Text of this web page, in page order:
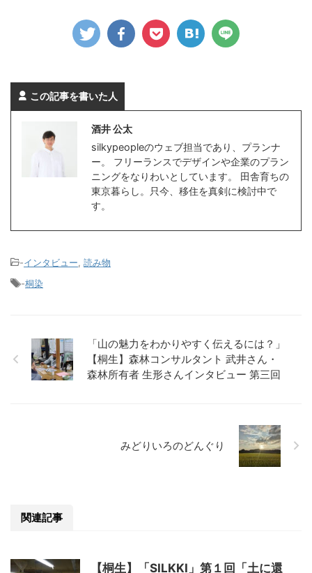
この記事を書いた人
酒井 公太
silkypeopleのウェブ担当であり、プランナ
ー。 フリーランスでデザインや企業のプラン
ニングをなりわいとしています。 田舎育ちの
東京暮らし。只今、移住を真剣に検討中で
す。
-インタビュー 読み物
-桐染
「山の魅力をわかりやすく伝えるには？」
【桐生】森林コンサルタント 武井さん・
森林所有者 生形さんインタビュー 第三回
みどりいろのどんぐり
関連記事
【桐生】「SILKKI」第１回「土に還